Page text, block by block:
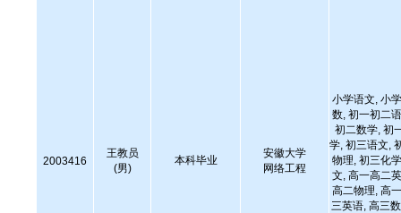
2003416
王教员
(男)
本科毕业
安徽大学
网络工程
小学语文, 小
数, 初一初二
初二数学, 初
学, 初三语文,
物理, 初三化
文, 高一高二
高二物理, 高
三英语, 高三